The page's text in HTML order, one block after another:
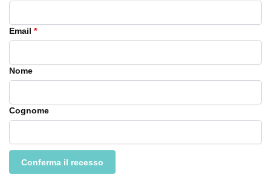
Email *
E
m
i
l
r
p
Nome
Cognome
Conferma il recesso